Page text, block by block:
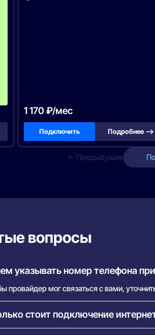
1 170 ₽/мес
Подключить Подробнее —>
← Предыдущие
вопросы
указывать номер телефона
провайдер мог связаться с вами,
стоит подключение